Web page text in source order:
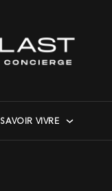
SAVOIR VIVRE